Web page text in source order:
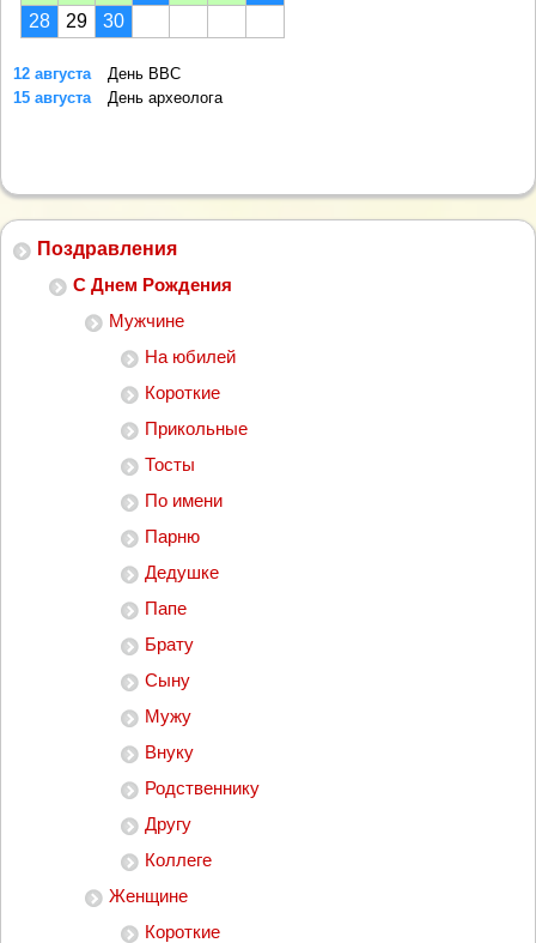
Поздравления
С Днем Рождения
Мужчине
На юбилей
Короткие
Прикольные
Тосты
По имени
Парню
Дедушке
Папе
Брату
Сыну
Мужу
Внуку
Родственнику
Другу
Коллеге
Женщине
Короткие
28
29 30
12 августа
День ВВС
15 августа
День археолога